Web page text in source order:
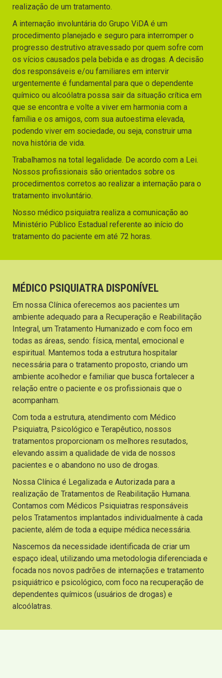
realização de um tratamento.
A internação involuntária do Grupo ViDA é um
procedimento planejado e seguro para interromper o
progresso destrutivo atravessado por quem sofre com
os vícios causados pela bebida e as drogas. A decisão
dos responsáveis e/ou familiares em intervir
urgentemente é fundamental para que o dependente
químico ou alcoólatra possa sair da situação crítica em
que se encontra e volte a viver em harmonia com a
família e os amigos, com sua autoestima elevada,
podendo viver em sociedade, ou seja, construir uma
nova história de vida.
Trabalhamos na total legalidade. De acordo com a Lei.
Nossos profissionais são orientados sobre os
procedimentos corretos ao realizar a internação para o
tratamento involuntário.
Nosso médico psiquiatra realiza a comunicação ao
Ministério Público Estadual referente ao início do
tratamento do paciente em até 72 horas.
MÉDICO PSIQUIATRA DISPONÍVEL
Em nossa Clínica oferecemos aos pacientes um
ambiente adequado para a Recuperação e Reabilitação
Integral, um Tratamento Humanizado e com foco em
todas as áreas, sendo: física, mental, emocional e
espiritual. Mantemos toda a estrutura hospitalar
necessária para o tratamento proposto, criando um
ambiente acolhedor e familiar que busca fortalecer a
relação entre o paciente e os profissionais que o
acompanham.
Com toda a estrutura, atendimento com Médico
Psiquiatra, Psicológico e Terapêutico, nossos
tratamentos proporcionam os melhores resutados,
elevando assim a qualidade de vida de nossos
pacientes e o abandono no uso de drogas.
Nossa Clínica é Legalizada e Autorizada para a
realização de Tratamentos de Reabilitação Humana.
Contamos com Médicos Psiquiatras responsáveis
pelos Tratamentos implantados individualmente à cada
paciente, além de toda a equipe médica necessária.
Nascemos da necessidade identificada de criar um
espaço ideal, utilizando uma metodologia diferenciada e
focada nos novos padrões de internações e tratamento
psiquiátrico e psicológico, com foco na recuperação de
dependentes químicos (usuários de drogas) e
alcoólatras.